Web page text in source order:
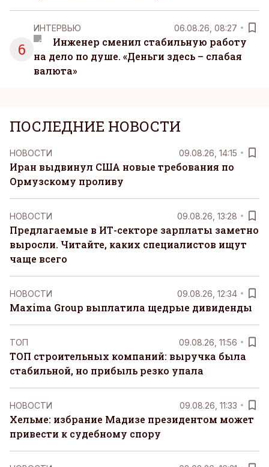
6
ИНТЕРВЬЮ 06.08.26, 08:27
Инженер сменил стабильную работу
на дело по душе. «Деньги здесь – слабая
валюта»
ПОСЛЕДНИЕ НОВОСТИ
НОВОСТИ 09.08.26, 14:15
Иран выдвинул США новые требования по
Ормузскому проливу
НОВОСТИ 09.08.26, 13:28
Предлагаемые в ИТ-секторе зарплаты заметно
выросли. Читайте, каких специалистов ищут
чаще всего
НОВОСТИ 09.08.26, 12:34
Maxima Group выплатила щедрые дивиденды
ТОП 09.08.26, 11:56
ТОП строительных компаний: выручка была
стабильной, но прибыль резко упала
НОВОСТИ 09.08.26, 11:33
Хельме: избрание Мадизе президентом может
привести к судебному спору